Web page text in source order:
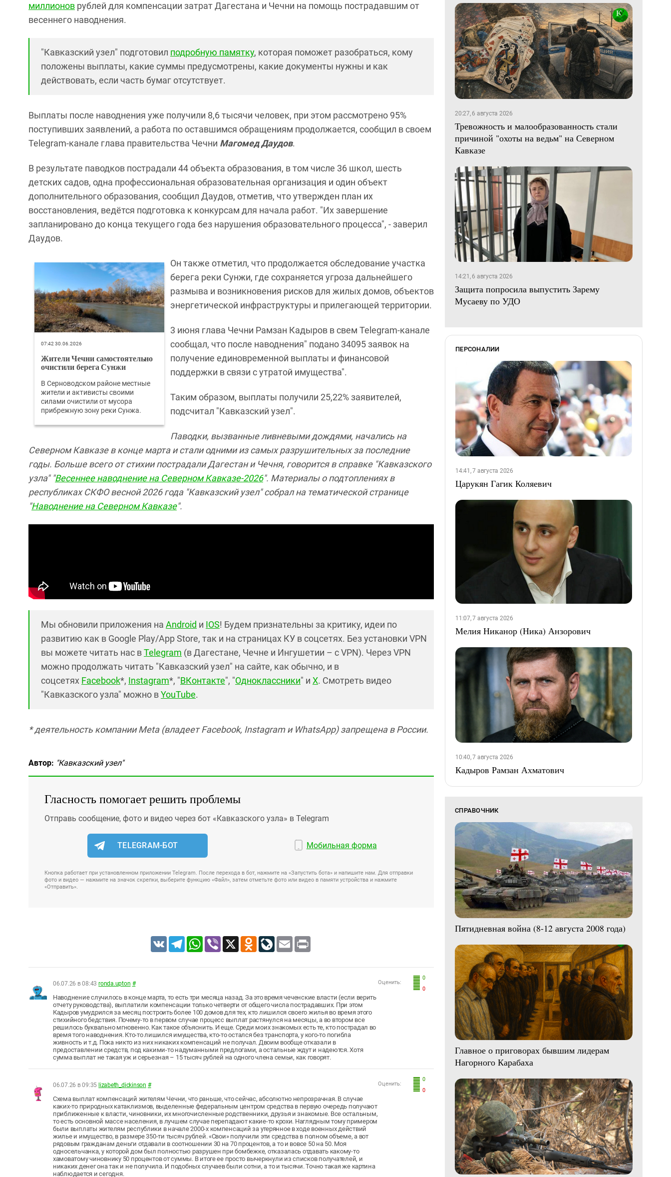
миллионов рублей для компенсации затрат Дагестана и Чечни на помощь пострадавшим от
весеннего наводнения.
"Кавказский узел" подготовил подробную памятку, которая поможет разобраться, кому
положены выплаты, какие суммы предусмотрены, какие документы нужны и как
действовать, если часть бумаг отсутствует.
Выплаты после наводнения уже получили 8,6 тысячи человек, при этом рассмотрено 95%
поступивших заявлений, а работа по оставшимся обращениям продолжается, сообщил в своем
Telegram-канале глава правительства Чечни Магомед Даудов.
В результате паводков пострадали 44 объекта образования, в том числе 36 школ, шесть
детских садов, одна профессиональная образовательная организация и один объект
дополнительного образования, сообщил Даудов, отметив, что утвержден план их
восстановления, ведётся подготовка к конкурсам для начала работ. "Их завершение
запланировано до конца текущего года без нарушения образовательного процесса", - заверил
Даудов.
07:42 30.06.2026
Жители Чечни самостоятельно
очистили берега Сунжи
В Серноводском районе местные
жители и активисты своими
силами очистили от мусора
прибрежную зону реки Сунжа.
Он также отметил, что продолжается обследование участка
берега реки Сунжи, где сохраняется угроза дальнейшего
размыва и возникновения рисков для жилых домов, объектов
энергетической инфраструктуры и прилегающей территории.
3 июня глава Чечни Рамзан Кадыров в свем Telegram-канале
сообщал, что после наводнения" подано 34095 заявок на
получение единовременной выплаты и финансовой
поддержки в связи с утратой имущества".
Таким образом, выплаты получили 25,22% заявителей,
подсчитал "Кавказский узел".
Паводки, вызванные ливневыми дождями, начались на
Северном Кавказе в конце марта и стали одними из самых разрушительных за последние
годы. Больше всего от стихии пострадали Дагестан и Чечня, говорится в справке "Кавказского
узла" "Весеннее наводнение на Северном Кавказе-2026". Материалы о подтоплениях в
республиках СКФО весной 2026 года "Кавказский узел" собрал на тематической странице
"Наводнение на Северном Кавказе".
Мы обновили приложения на Android и IOS! Будем признательны за критику, идеи по
развитию как в Google Play/App Store, так и на страницах КУ в соцсетях. Без установки VPN
вы можете читать нас вTelegram (в Дагестане, Чечне и Ингушетии – с VPN). Через VPN
можно продолжать читать "Кавказский узел" на сайте, как обычно, и в
соцсетях Facebook*, Instagram*, "ВКонтакте", "Одноклассники" и X. Смотреть видео
"Кавказского узла" можно вYouTube.
* деятельность компании Meta (владеет Facebook, Instagram и WhatsApp) запрещена в России.
Автор: "Кавказский узел"
Гласность помогает решить проблемы
Отправь сообщение, фото и видео через бот «Кавказского узла» в Telegram
TELEGRAM-БОТ Мобильная форма
Кнопка работает при установленном приложении Telegram. После перехода в бот, нажмите на «Запустить бота» и напишите нам. Для отправки
фото и видео — нажмите на значок скрепки, выберите функцию «Файл», затем отметьте фото или видео в памяти устройства и нажмите
«Отправить».
VK TelegramWhatsApp
Viber X Odnoklassniki
LiveJournal
Email
0
0
Оценить:
06.07.26 в 08:43 ronda.upton #
Наводнение случилось в конце марта, то есть три месяца назад. За это время чеченские власти (если верить
отчету руководства), выплатили компенсации только четверти от общего числа пострадавших. При этом
Кадыров умудрился за месяц построить более 100 домов для тех, кто лишился своего жилья во время этого
стихийного бедствия. Почему-то в первом случае процесс выплат растянулся на месяцы, а во втором все
решилось буквально мгновенно. Как такое объяснить. И еще. Среди моих знакомых есть те, кто пострадал во
время того наводнения. Кто-то лишился имущества, кто-то остался без транспорта, у кого-то погибла
живность и т.д. Пока никто из них никаких компенсаций не получал. Двоим вообще отказали в
предоставлении средств, под какими-то надуманными предлогами, а остальные ждут и надеются. Хотя
сумма выплат не такая уж и серьезная – 15 тысяч рублей на одного члена семьи, как говорят.
0
0
Оценить:
06.07.26 в 09:35 lizabeth_dickinson #
Схема выплат компенсаций жителям Чечни, что раньше, что сейчас, абсолютно непрозрачная. В случае
каких-то природных катаклизмов, выделенные федеральным центром средства в первую очередь получают
приближенные к власти, чиновники, их многочисленные родственники, друзья и знакомые. Все остальным,
то есть основной массе населения, в лучшем случае перепадают какие-то крохи. Наглядным тому примером
были выплаты жителям республики в начале 2000-х компенсаций за утерянное в ходе военных действий
жилье и имущество, в размере 350-ти тысяч рублей. «Свои» получили эти средства в полном объеме, а вот
рядовым гражданам деньги отдавали в соотношении 30 на 70 процентов, а то и вовсе 50 на 50. Моя
односельчанка, у которой дом был полностью разрушен при бомбежке, отказалась отдавать какому-то
хамоватому чиновнику 50 процентов от суммы. В итоге ее просто вычеркнули из списков получателей, и
никаких денег она так и не получила. И подобных случаев были сотни, а то и тысячи. Точно такая же картина
наблюдается и сегодня.
20:27, 6 августа 2026
Тревожность и малообразованность стали
причиной "охоты на ведьм" на Северном
Кавказе
14:21, 6 августа 2026
Защита попросила выпустить Зарему
Мусаеву по УДО
ПЕРСОНАЛИИ
14:41, 7 августа 2026
Царукян Гагик Коляевич
11:07, 7 августа 2026
Мелия Никанор (Ника) Анзорович
10:40, 7 августа 2026
Кадыров Рамзан Ахматович
СПРАВОЧНИК
Пятидневная война (8-12 августа 2008 года)
Главное о приговорах бывшим лидерам
Нагорного Карабаха